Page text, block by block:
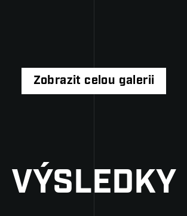
Zobrazit celou galerii
VÝSLEDKY